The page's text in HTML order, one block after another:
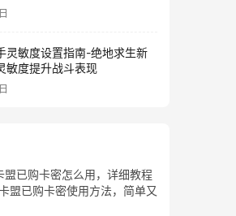
灵敏度设置指南-绝地求生新
敏度提升战斗表现
盟已购卡密怎么用，详细教程
盟已购卡密使用方法，简单又